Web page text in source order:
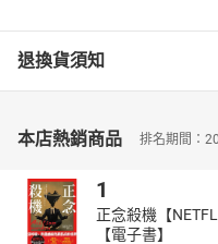
退換貨須知
本店熱銷商品 排名期間：
1
正念殺機【
【電子書】